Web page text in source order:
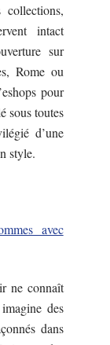
collections,
intact
sur
Rome ou
pour
sous toutes
d’une
style.
avec
ne connaît
des
dans